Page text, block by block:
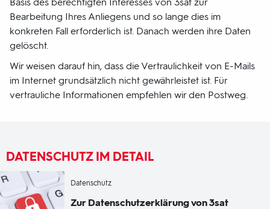
Bearbeitung Ihres Anliegens und so lange dies im
konkreten Fall erforderlich ist. Danach werden ihre Daten
gelöscht.
Wir weisen darauf hin, dass die Vertraulichkeit von E-Mails
im Internet grundsätzlich nicht gewährleistet ist. Für
vertrauliche Informationen empfehlen wir den Postweg.
DATENSCHUTZ IM DETAIL
Datenschutz-
Zur Datenschutzerklärung von3sat